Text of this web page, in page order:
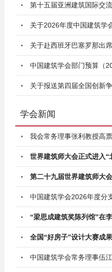
第十五届亚洲建筑国际交
中国建筑学会部门预算（
关于报送第四届全国创新
学会新闻
世界建筑师大会正式进入“
“梁思成建筑奖陈列馆”在
全国“好房子”设计大赛成